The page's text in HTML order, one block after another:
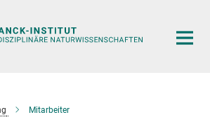
Mitarbeiter